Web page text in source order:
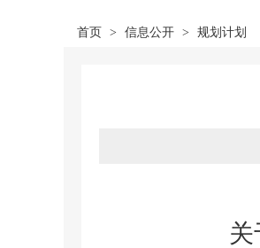
首页 > 信息公开 > 规划计划